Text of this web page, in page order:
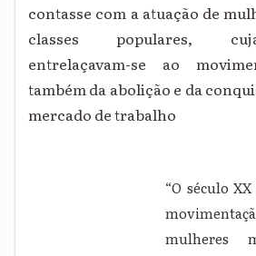
contasse com a atuação de
classes populares,
entrelaçavam-se ao
também da abolição e da
mercado de trabalho
“O século
mulheres